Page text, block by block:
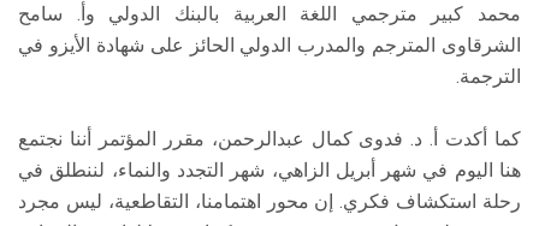
محمد كبير مترجمي اللغة العربية بالبنك الدولي وأ. سامح
الشرقاوى المترجم والمدرب الدولي الحائز على شهادة الأيزو في
الترجمة.
كما أكدت أ. د. فدوى كمال عبدالرحمن، مقرر المؤتمر أننا نجتمع
هنا اليوم في شهر أبريل الزاهي، شهر التجدد والنماء، لننطلق في
رحلة استكشاف فكري. إن محور اهتمامنا، التقاطعية، ليس مجرد